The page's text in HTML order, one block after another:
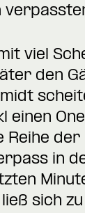
viel
den
einen
in
sich